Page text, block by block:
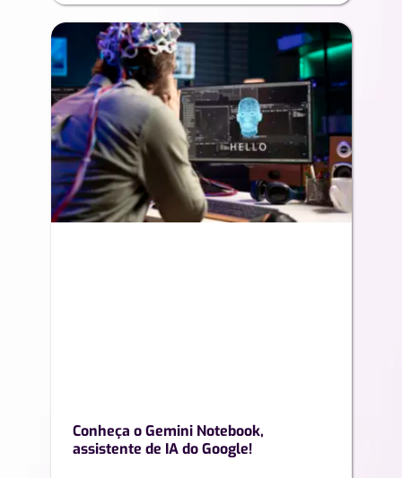
Conheça o Gemini Notebook,
assistente de IA do Google!